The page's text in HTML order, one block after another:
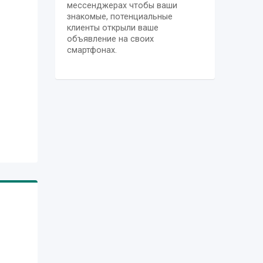
мессенджерах чтобы ваши
знакомые, потенциальные
клиенты открыли ваше
объявление на своих
смартфонах.